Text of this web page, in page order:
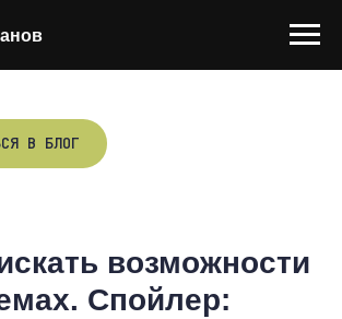
В БЛОГ
возможности
Спойлер: